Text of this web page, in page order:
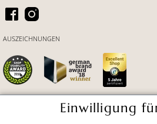
AUSZEICHNUNGEN
Einwilligung